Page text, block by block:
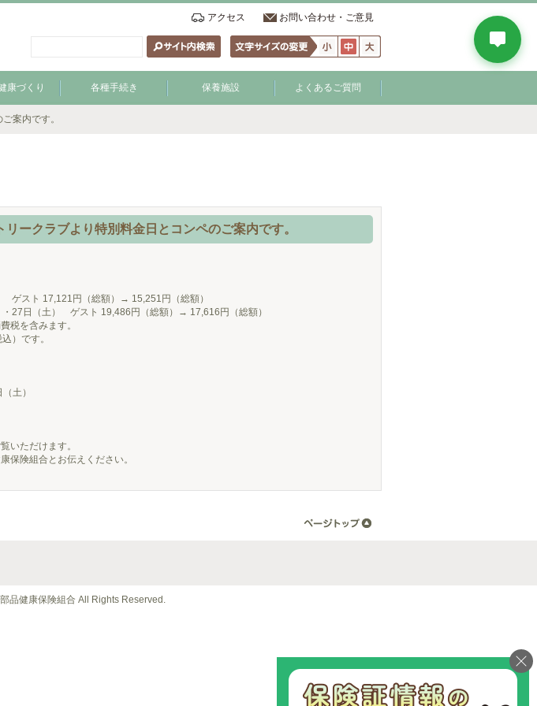
アクセス お問い合わせ・ご意見
康づくり 各種手続き 保養施設 よくあるご質問
案内です。
リークラブより特別料金日とコンペのご案内です。
スト 17,121円（総額）→ 15,251円（総額）
27日（土） ゲスト 19,486円（総額）→ 17,616円（総額）
税を含みます。
）です。
土）
いただけます。
保険組合とお伝えください。
品健康保険組合 All Rights Reserved .